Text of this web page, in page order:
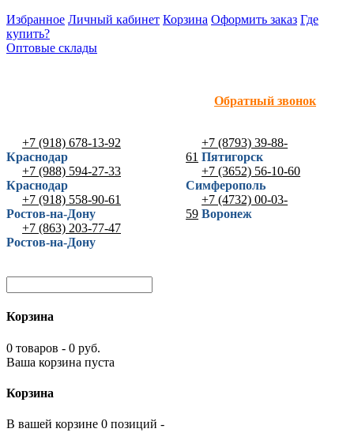
Избранное Личный кабинет Корзина Оформить заказ Где
купить?
Оптовые склады
Обратный звонок
+7 (918) 678-13-92
Краснодар
+7 (988) 594-27-33
Краснодар
+7 (918) 558-90-61
Ростов-на-Дону
+7 (863) 203-77-47
Ростов-на-Дону
+7 (8793) 39-88-
61 Пятигорск
+7 (3652) 56-10-60
Симферополь
+7 (4732) 00-03-
59 Воронеж
Корзина
0 товаров - 0 руб.
Ваша корзина пуста
Корзина
В вашей корзине 0 позиций -